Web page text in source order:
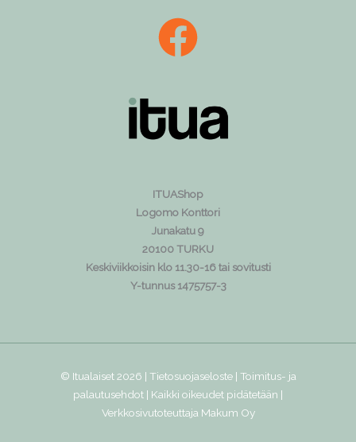
ITUAShop
Logomo Konttori
Junakatu 9
20100 TURKU
Keskiviikkoisin klo 11.30-16 tai sovitusti
Y-tunnus 1475757-3
© Itualaiset 2026 | Tietosuojaseloste| Toimitus- ja
palautusehdot | Kaikki oikeudet pidätetään |
Verkkosivutoteuttaja Makum Oy